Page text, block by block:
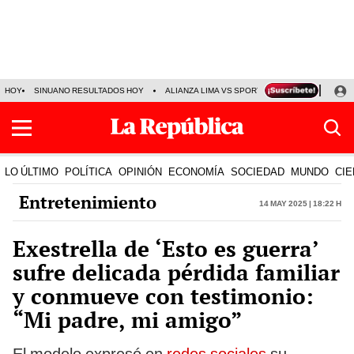
HOY SINUANO RESULTADOS HOY ALIANZA LIMA VS SPORT BOYS JORGE
LO ÚLTIMO POLÍTICA OPINIÓN ECONOMÍA SOCIEDAD MUNDO
Entretenimiento 14 May 2025 | 18:22 h
Exestrella de ‘Esto es guerra’
sufre delicada pérdida familiar
y conmueve con testimonio:
“Mi padre, mi amigo”